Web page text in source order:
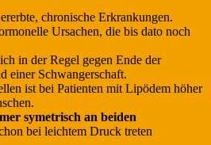
chronische Erkrankungen.
Ursachen, die bis dato noch
in der Regel gegen Ende der
einer Schwangerschaft.
ist bei Patienten mit Lipödem höher
symetrisch an beiden
bei leichtem Druck treten